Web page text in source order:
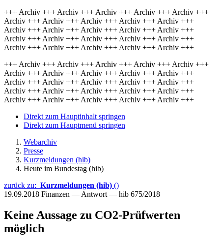
+++ Archiv +++ Archiv +++ Archiv +++ Archiv +++ Archiv +++
Archiv +++ Archiv +++ Archiv +++ Archiv +++ Archiv +++
Archiv +++ Archiv +++ Archiv +++ Archiv +++ Archiv +++
Archiv +++ Archiv +++ Archiv +++ Archiv +++ Archiv +++
Archiv +++ Archiv +++ Archiv +++ Archiv +++ Archiv +++
+++ Archiv +++ Archiv +++ Archiv +++ Archiv +++ Archiv +++
Archiv +++ Archiv +++ Archiv +++ Archiv +++ Archiv +++
Archiv +++ Archiv +++ Archiv +++ Archiv +++ Archiv +++
Archiv +++ Archiv +++ Archiv +++ Archiv +++ Archiv +++
Archiv +++ Archiv +++ Archiv +++ Archiv +++ Archiv +++
Direkt zum Hauptinhalt springen
Direkt zum Hauptmenü springen
Webarchiv
Presse
Kurzmeldungen (hib)
Heute im Bundestag (hib)
zurück zu: Kurzmeldungen (hib) ()
19.09.2018 Finanzen — Antwort — hib 675/2018
Keine Aussage zu CO2-Prüfwerten
möglich